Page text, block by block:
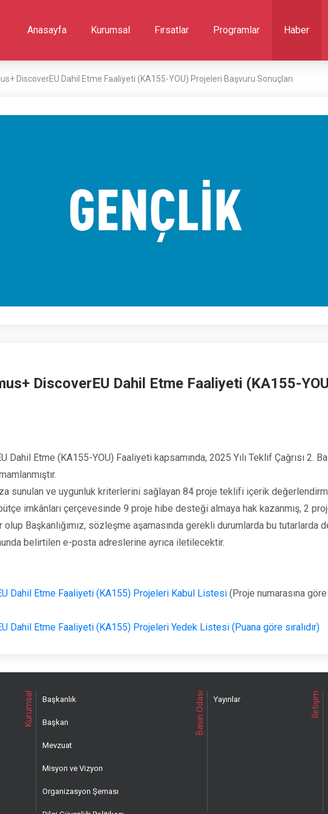
Anasayfa Kurumsal Fırsatlar Programlar Haber
DiscoverEU Dahil Etme Faaliyeti (KA155-YOU) Projeleri Başvuru Sonuçları
DiscoverEU Dahil Etme Faaliyeti (KA155-
Dahil Etme (KA155-YOU) Faaliyeti kapsamında, 2025 Yılı Teklif Çağrısı 2.
sunulan ve uygunluk kriterlerini sağlayan 84 proje teklifi içerik
imkânları çerçevesinde 9 proje hibe desteği almaya hak kazanmış, 2
Başkanlığımız, sözleşme aşamasında gerekli durumlarda bu tutarlarda
belirtilen e-posta adreslerine ayrıca iletilecektir.
Dahil Etme Faaliyeti (KA155) Projeleri Kabul Listesi (Proje numarasına göre
Dahil Etme Faaliyeti (KA155) Projeleri Yedek Listesi (Puana göre sıralıdır)
Kurumsal Başkanlık
Başkan
Mevzuat
Misyon ve Vizyon
Organizasyon Şeması
Basın Odası Yayınlar İletişim